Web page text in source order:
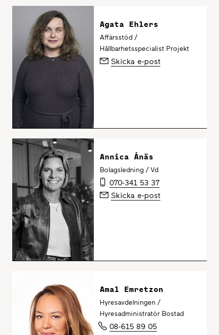
Agata Ehlers
Affärsstöd /
Hållbarhetsspecialist Projekt
Skicka e-post
Annica Ånäs
Bolagsledning / Vd
070-341 53 37
Skicka e-post
Amal Emretzon
Hyresavdelningen /
Hyresadministratör Bostad
08-615 89 05